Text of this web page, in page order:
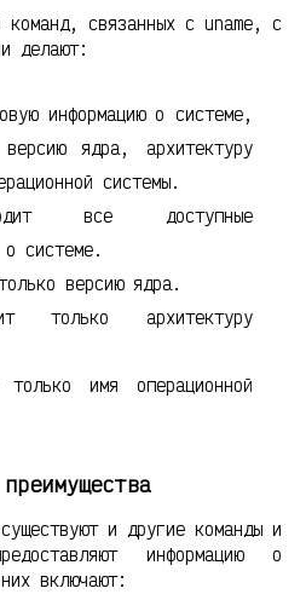
команд, связанных с uname, с
делают:
информацию о системе,
ядра, архитектуру
системы.
все доступные
о системе.
версию ядра.
только архитектуру
имя операционной
и другие команды и
информацию о
включают: